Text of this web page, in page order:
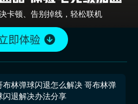
卡顿、告别掉线，轻松联机
布林弹球闪退怎么解决 哥布林弹
闪退解决办法分享